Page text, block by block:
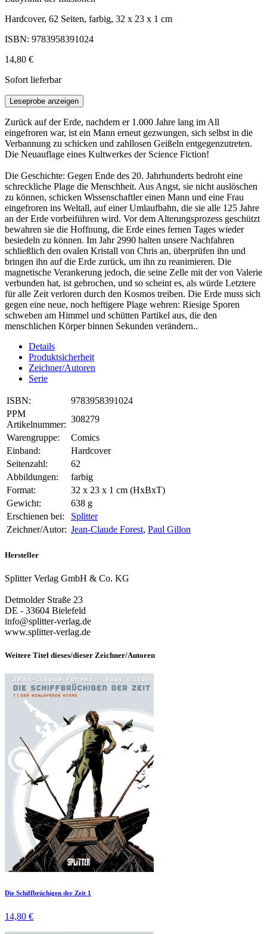
Hardcover, 62 Seiten, farbig, 32 x 23 x 1 cm
ISBN: 9783958391024
14,80 €
Sofort lieferbar
Leseprobe anzeigen
Zurück auf der Erde, nachdem er 1.000 Jahre lang im All
eingefroren war, ist ein Mann erneut gezwungen, sich selbst in die
Verbannung zu schicken und zahllosen Geißeln entgegenzutreten.
Die Neuauflage eines Kultwerkes der Science Fiction!
Die Geschichte: Gegen Ende des 20. Jahrhunderts bedroht eine
schreckliche Plage die Menschheit. Aus Angst, sie nicht auslöschen
zu können, schicken Wissenschaftler einen Mann und eine Frau
eingefroren ins Weltall, auf einer Umlaufbahn, die sie alle 125 Jahre
an der Erde vorbeiführen wird. Vor dem Alterungsprozess geschützt
bewahren sie die Hoffnung, die Erde eines fernen Tages wieder
besiedeln zu können. Im Jahr 2990 halten unsere Nachfahren
schließlich den ovalen Kristall von Chris an, überprüfen ihn und
bringen ihn auf die Erde zurück, um ihn zu reanimieren. Die
magnetische Verankerung jedoch, die seine Zelle mit der von Valerie
verbunden hat, ist gebrochen, und so scheint es, als würde Letztere
für alle Zeit verloren durch den Kosmos treiben. Die Erde muss sich
gegen eine neue, noch heftigere Plage wehren: Riesige Sporen
schweben am Himmel und schütten Partikel aus, die den
menschlichen Körper binnen Sekunden verändern..
Details
Produktsicherheit
Zeichner/Autoren
Serie
ISBN:
9783958391024
PPM
Artikelnummer:
308279
Warengruppe:
Comics
Einband:
Hardcover
Seitenzahl:
62
Abbildungen:
farbig
Format:
32 x 23 x 1 cm (HxBxT)
Gewicht:
638 g
Erschienen bei:
Splitter
Zeichner/Autor: Jean-Claude Forest, Paul Gillon
Hersteller
Splitter Verlag GmbH & Co. KG
Detmolder Straße 23
DE - 33604 Bielefeld
info@splitter-verlag.de
www.splitter-verlag.de
Weitere Titel dieses/dieser Zeichner/Autoren
Die Schiffbrüchigen der Zeit 1
14,80 €